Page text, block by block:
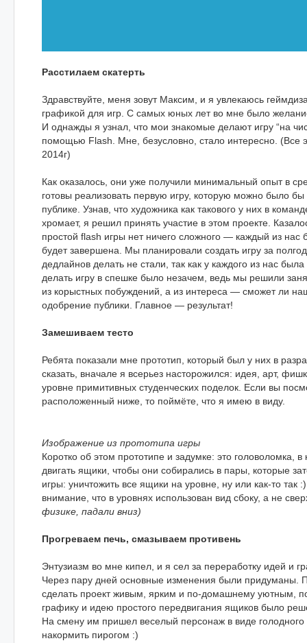
Расстилаем скатерть
Здравствуйте, меня зовут Максим, и я увлекаюсь
графикой для игр. С самых юных лет во мне было
И однажды я узнал, что мои знакомые делают игру “на
помощью Flash. Мне, безусловно, стало интересно. (Все
2014г)
Как оказалось, они уже получили минимальный опыт в
готовы реализовать первую игру, которую можно было
публике. Узнав, что художника как такового у них в
хромает, я решил принять участие в этом проекте.
простой flash игры нет ничего сложного — каждый из нас
будет завершена. Мы планировали создать игру за
дедлайнов делать не стали, так как у каждого из нас
делать игру в спешке было незачем, ведь мы решили
из корыстных побуждений, а из интереса — сможет ли
одобрение публики. Главное — результат!
Замешиваем тесто
Ребята показали мне прототип, который был у них в
сказать, вначале я всерьез насторожился: идея, арт,
уровне примитивных студенческих поделок. Если вы
расположенный ниже, то поймёте, что я имею в виду.
Изображение из прототипа игры
Коротко об этом прототипе и задумке: это головоломка,
двигать ящики, чтобы они собирались в пары, которые
игры: уничтожить все ящики на уровне, ну или как-то так
внимание, что в уровнях использован вид сбоку, а не
физике, падали вниз)
Прогреваем печь, смазываем противень
Энтузиазм во мне кипел, и я сел за переработку идей и
Через пару дней основные изменения были придуманы.
сделать проект живым, ярким и по-домашнему уютным,
графику и идею простого передвигания ящиков было
На смену им пришел веселый персонаж в виде голодного
накормить пирогом :)